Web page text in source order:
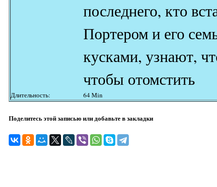
последнего, кто
Портером и его
кусками, узнают,
чтобы отомстить
Длительность: 64 Min
Поделитесь этой записью или добавьте в закладки